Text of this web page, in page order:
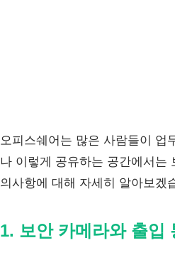
오피스쉐어는 많은 사람들이 업
나 이렇게 공유하는 공간에서는
의사항에 대해 자세히 알아보겠
1. 보안 카메라와 출입